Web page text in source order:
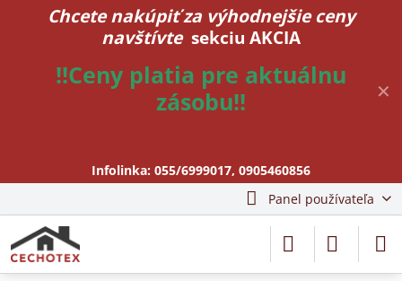
✕
Chcete nakúpiť za výhodnejšie ceny
navštívte sekciu AKCIA
!!Ceny platia pre aktuálnu
zásobu!!
Infolinka: 055/6999017, 0905460856
Panel používateľa